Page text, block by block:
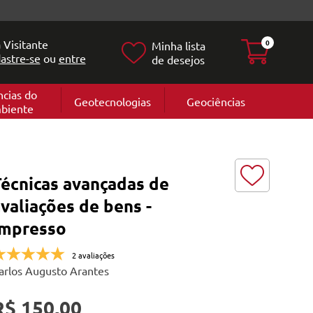
Visitante
se ou entre
Minha lista
de desejos
0
do
Geociências
Geologia
Geotecnologias
avançadas de
de bens -
2 avaliações
Augusto Arantes
150,00